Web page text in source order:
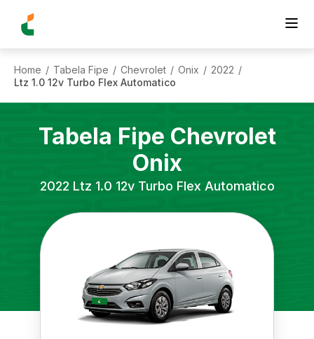
Home / Tabela Fipe / Chevrolet / Onix / 2022 /
Ltz 1.0 12v Turbo Flex Automatico
Tabela Fipe Chevrolet
Onix
2022 Ltz 1.0 12v Turbo Flex Automatico